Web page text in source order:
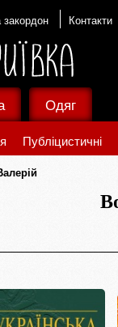
Контакти
Публіцистичні
Одяг